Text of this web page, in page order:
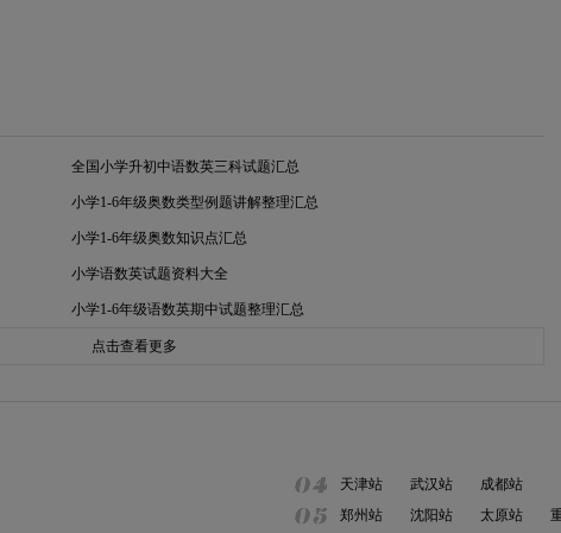
全国小学升初中语数英三科试题汇总
小学1-6年级奥数类型例题讲解整理汇总
小学1-6年级奥数知识点汇总
小学语数英试题资料大全
小学1-6年级语数英期中试题整理汇总
点击查看更多
天津站 武汉站
成都站
郑州站 沈阳站 太原站